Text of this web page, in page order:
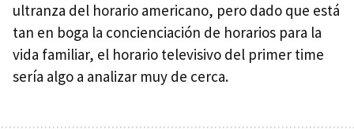
ultranza del horario americano, pero dado que está
tan en boga la concienciación de horarios para la
vida familiar, el horario televisivo del primer time
sería algo a analizar muy de cerca.